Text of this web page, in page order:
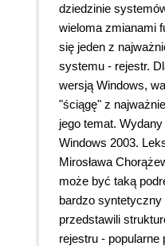
dziedzinie
wieloma zmianami
się jeden z
systemu - rejestr.
wersją Windows,
"ściągę" z
jego temat.
Windows 2003.
Mirosława
może być taką
bardzo
przedstawili
rejestru - popularne